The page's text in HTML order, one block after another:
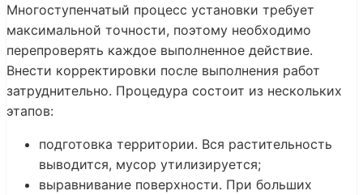
Многоступенчатый процесс установки требует
максимальной точности, поэтому необходимо
перепроверять каждое выполненное действие.
Внести корректировки после выполнения работ
затруднительно. Процедура состоит из нескольких
этапов:
подготовка территории. Вся растительность
выводится, мусор утилизируется;
выравнивание поверхности. При больших